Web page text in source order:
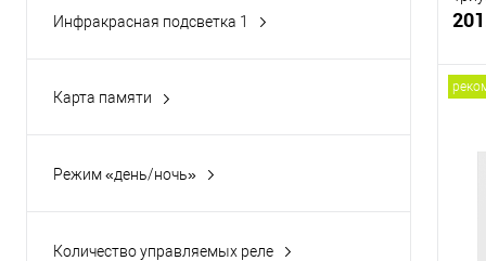
Инфракрасная подсветка 1
Карта памяти
Режим «день/ночь»
Количество управляемых реле